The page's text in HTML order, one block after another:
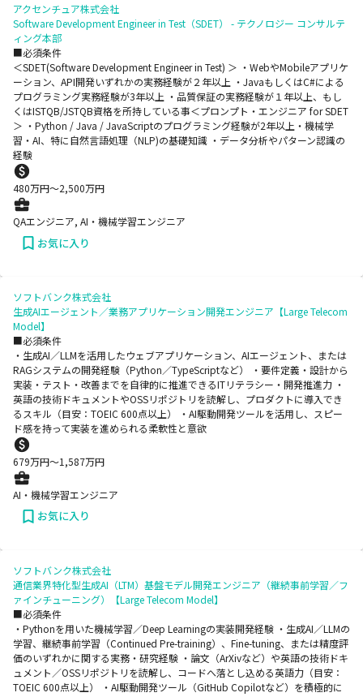
アクセンチュア株式会社
Software Development Engineer in Test（SDET） - テクノロジー コンサルテ
ィング本部
■必須条件
＜SDET(Software Development Engineer in Test) ＞ ・WebやMobileアプリケ
ーション、API開発いずれかの実務経験が２年以上 ・​JavaもしくはC#による
プログラミング実務経験が3年以上 ・​品質保証の実務経験が１年以上、もし
くはISTQB/JSTQB資格を所持している事​ ＜プロンプト・エンジニア for SDET​
＞ ・Python / Java / JavaScriptのプログラミング経験が2年以上​ ・機械学
習・AI、特に自然言語処理（NLP)の基礎知識 ・​データ分析やパターン認識の
経験
480万円〜2,500万円
QAエンジニア, AI・機械学習エンジニア
お気に入り
ソフトバンク株式会社
生成AIエージェント／業務アプリケーション開発エンジニア【Large Telecom
Model】
■必須条件
・生成AI／LLMを活用したウェブアプリケーション、AIエージェント、または
RAGシステムの開発経験（Python／TypeScriptなど） ・要件定義・設計から
実装・テスト・改善までを自律的に推進できるITリテラシー・開発推進力 ・
英語の技術ドキュメントやOSSリポジトリを読解し、プロダクトに導入でき
るスキル（目安：TOEIC 600点以上） ・AI駆動開発ツールを活用し、スピー
ド感を持って実装を進められる柔軟性と意欲
679万円〜1,587万円
AI・機械学習エンジニア
お気に入り
ソフトバンク株式会社
通信業界特化型生成AI（LTM）基盤モデル開発エンジニア（継続事前学習／フ
ァインチューニング）【Large Telecom Model】
■必須条件
・Pythonを用いた機械学習／Deep Learningの実装開発経験 ・生成AI／LLMの
学習、継続事前学習（Continued Pre-training）、Fine-tuning、または精度評
価のいずれかに関する実務・研究経験 ・論文（ArXivなど）や英語の技術ドキ
ュメント／OSSリポジトリを読解し、コードへ落とし込める英語力（目安：
TOEIC 600点以上） ・AI駆動開発ツール（GitHub Copilotなど）を積極的に